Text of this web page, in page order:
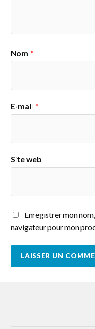
Nom *
E-mail *
Site web
Enregistrer mon
navigateur pour mon